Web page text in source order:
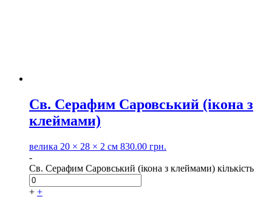
Св. Серафим Саровський (ікона з
клеймами)
велика 20 × 28 × 2 см 830.00 грн.
-
Св. Серафим Саровський (ікона з клеймами) кількість
+ +